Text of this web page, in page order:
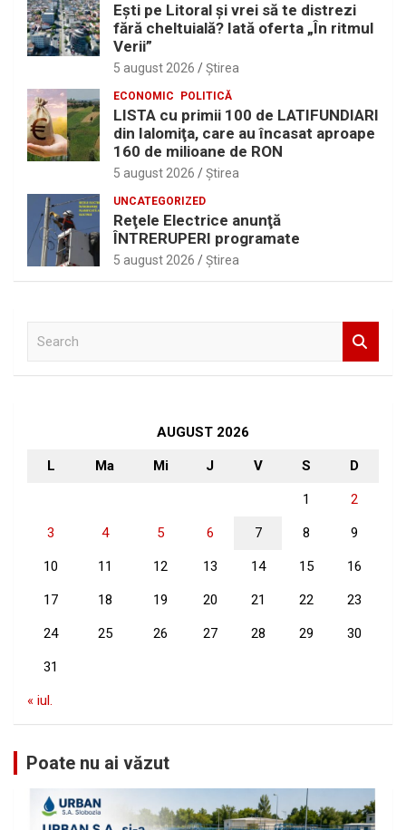
Eşti pe Litoral şi vrei să te distrezi
fără cheltuială? Iată oferta „În ritmul
Verii”
5 august 2026 Ştirea
ECONOMIC POLITICĂ
LISTA cu primii 100 de LATIFUNDIARI
din Ialomiţa, care au încasat aproape
160 de milioane de RON
5 august 2026 Ştirea
UNCATEGORIZED
Reţele Electrice anunţă
ÎNTRERUPERI programate
5 august 2026 Ştirea
AUGUST 2026
L Ma Mi J V S D
1 2
3 4 5 6 7 8 9
10 11 12 13 14 15 16
17 18 19 20 21 22 23
24 25 26 27 28 29 30
31
« iul.
Poate nu ai văzut